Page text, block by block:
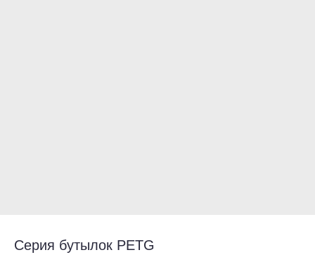
Серия бутылок PETG